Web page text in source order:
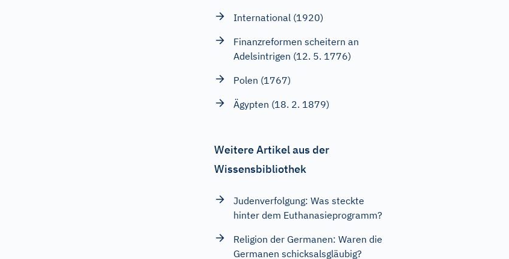
International (1920)
Finanzreformen scheitern an
Adelsintrigen (12. 5. 1776)
Polen (1767)
Ägypten (18. 2. 1879)
Weitere Artikel aus der
Wissensbibliothek
Judenverfolgung: Was steckte
hinter dem Euthanasieprogramm?
Religion der Germanen: Waren die
Germanen schicksalsgläubig?